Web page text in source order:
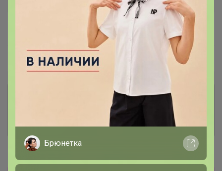
Собрано
100 %
Ожидание ~ 5 дней
12K
Новости
Брюнетка